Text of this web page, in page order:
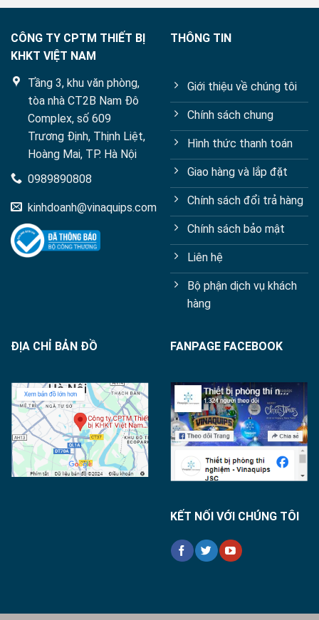
CÔNG TY CPTM THIẾT BỊ
KHKT VIỆT NAM
Tầng 3, khu văn phòng,
tòa nhà CT2B Nam Đô
Complex, số 609
Trương Định, Thịnh Liệt,
Hoàng Mai, TP. Hà Nội
0989890808
kinhdoanh@vinaquips.com
THÔNG TIN
Giới thiệu về chúng tôi
Chính sách chung
Hình thức thanh toán
Giao hàng và lắp đặt
Chính sách đổi trả hàng
Chính sách bảo mật
Liên hệ
Bộ phận dịch vụ khách
hàng
ĐỊA CHỈ BẢN ĐỒ FANPAGE FACEBOOK
KẾT NỐI VỚI CHÚNG TÔI